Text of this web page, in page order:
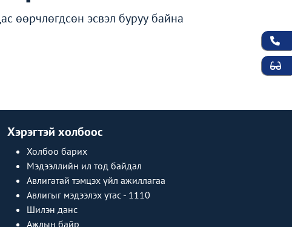
өөрчлөгдсөн эсвэл буруу байна
Хэрэгтэй холбоос
Холбоо барих
Мэдээллийн ил тод байдал
Авлигатай тэмцэх үйл ажиллагаа
Авлигыг мэдээлэх утас - 1110
Шилэн данс
Ажлын байр